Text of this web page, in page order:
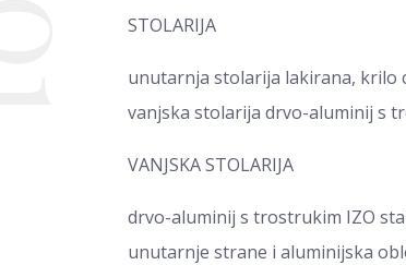
STOLARIJA
unutarnja stolarija lakirana, krilo
vanjska stolarija drvo-aluminij s
VANJSKA STOLARIJA
drvo-aluminij s trostrukim IZO
unutarnje strane i aluminijska